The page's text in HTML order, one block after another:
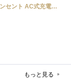
UGREEN usbアダプタ usb コンセント AC式充電器 3.1A PSE認証済み 折りたたみ式プラグ 2ポート
もっと見る